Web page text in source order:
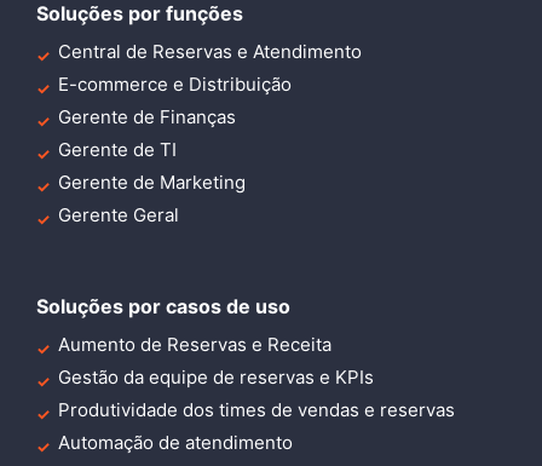
Soluções por funções
Central de Reservas e Atendimento
E-commerce e Distribuição
Gerente de Finanças
Gerente de TI
Gerente de Marketing
Gerente Geral
Soluções por casos de uso
Aumento de Reservas e Receita
Gestão da equipe de reservas e KPIs
Produtividade dos times de vendas e reservas
Automação de atendimento